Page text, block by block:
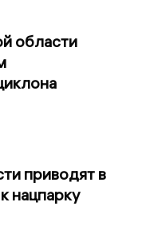
области
приводят в
нацпарку